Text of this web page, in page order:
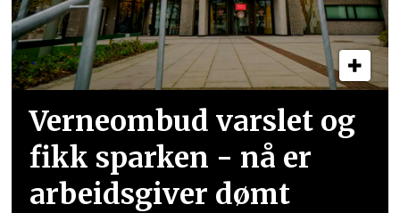
Verneombud varslet og
fikk sparken - nå er
arbeidsgiver dømt